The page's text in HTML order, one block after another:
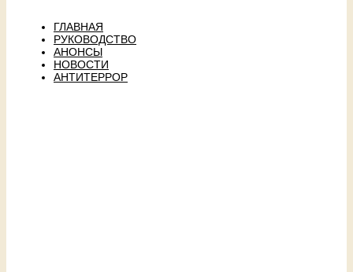
ГЛАВНАЯ
РУКОВОДСТВО
АНОНСЫ
НОВОСТИ
АНТИТЕРРОР